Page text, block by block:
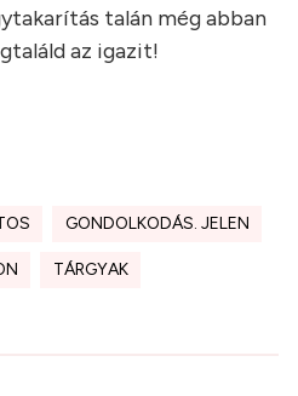
talán még abban
az igazit!
GONDOLKODÁS. JELEN
TÁRGYAK